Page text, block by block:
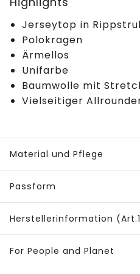
Jerseytop in
Polokragen
Ärmellos
Unifarbe
Baumwolle mit
Vielseitiger
Material und Pflege
Passform
Herstellerinformation
For People and Planet